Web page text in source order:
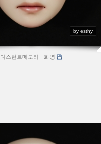
by esthy
디스턴트메모리 - 화영